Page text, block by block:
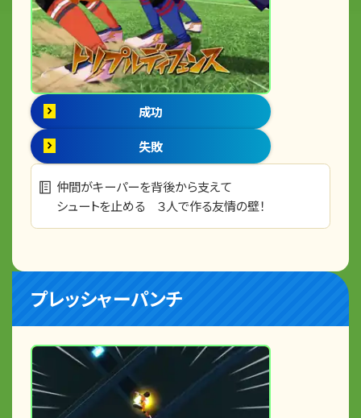
成功
失敗
仲間がキーパーを背後から支えて
シュートを止める ３人で作る友情の壁！
プレッシャーパンチ